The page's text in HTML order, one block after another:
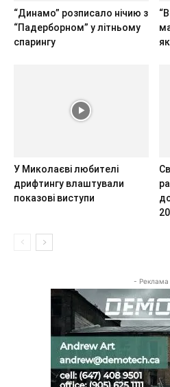
“Динамо” розписало нічию з
“Падерборном” у літньому
спарингу
У Миколаєві любителі
дрифтингу влаштували
показові виступи
- Реклама